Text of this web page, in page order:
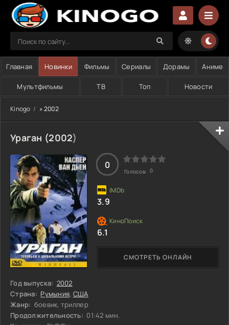
Главная Новинки Фильмы Сериалы Дорамы Аниме
Мультфильмы ТВ Топ Новости
Kinogo » 2002
Ураган (2002)
Год выпуска: 2002
Страна: Румыния, США
Жанр: боевик, триллер
Продолжительность: 01:42 мин.
СМОТРЕТЬ ОНЛАЙН
0
Голосов: 0
3.9
6.1